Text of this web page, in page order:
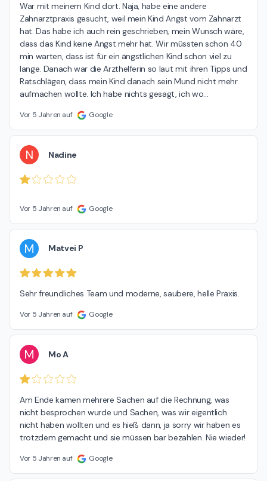
War mit meinem Kind dort. Naja, habe eine andere
Zahnarztpraxis gesucht, weil mein Kind Angst vom Zahnarzt
hat. Das habe ich auch rein geschrieben, mein Wunsch wäre,
dass das Kind keine Angst mehr hat. Wir müssten schon 40
min warten, dass ist für ein ängstlichen Kind schon viel zu
lange. Danach war die Arzthelferin so laut mit ihren Tipps und
Ratschlägen, dass mein Kind danach sein Mund nicht mehr
aufmachen wollte. Ich habe nichts gesagt, ich wo…
Vor 5 Jahren auf Google
N Nadine
Vor 5 Jahren auf Google
M Matvei P
Sehr freundliches Team und moderne, saubere, helle Praxis.
Vor 5 Jahren auf Google
M Mo A
Am Ende kamen mehrere Sachen auf die Rechnung, was
nicht besprochen wurde und Sachen, was wir eigentlich
nicht haben wollten und es hieß dann, ja sorry wir haben es
trotzdem gemacht und sie müssen bar bezahlen. Nie wieder!
Vor 5 Jahren auf Google